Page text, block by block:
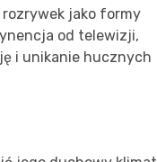
rozrywek jako formy
od telewizji,
i unikanie hucznych